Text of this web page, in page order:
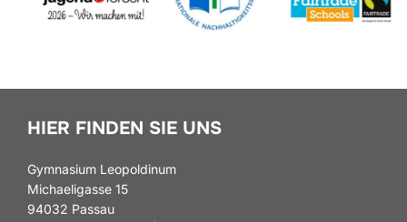
HIER FINDEN SIE UNS
Gymnasium Leopoldinum
Michaeligasse 15
94032 Passau